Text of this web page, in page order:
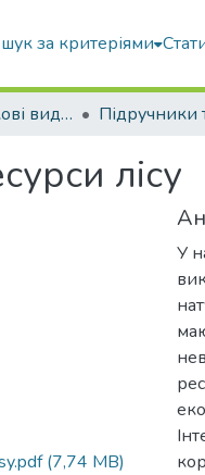
за критеріями
Навчальні та наукові видання
лісу
(7,74 MB)
У